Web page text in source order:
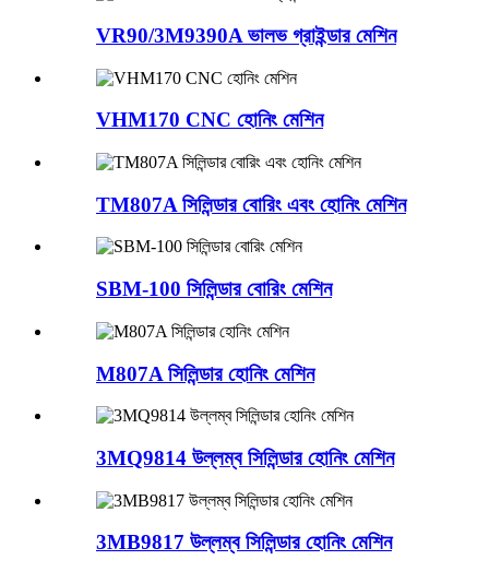
VR90/3M9390A ভালভ গ্রাইন্ডার মেশিন
VHM170 CNC হোনিং মেশিন
TM807A সিলিন্ডার বোরিং এবং হোনিং মেশিন
SBM-100 সিলিন্ডার বোরিং মেশিন
M807A সিলিন্ডার হোনিং মেশিন
3MQ9814 উল্লম্ব সিলিন্ডার হোনিং মেশিন
3MB9817 উল্লম্ব সিলিন্ডার হোনিং মেশিন